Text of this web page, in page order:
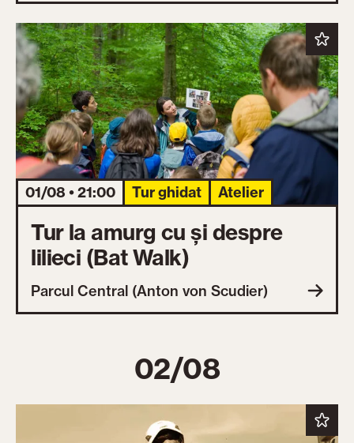
01/08 • 21:00 Tur ghidat Atelier
Tur la amurg cu și despre
lilieci (Bat Walk)
Parcul Central (Anton von Scudier)
02/08